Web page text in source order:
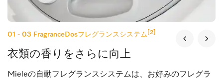
01 - 03 FragranceDosフレグランスシステム [2]
衣類の香りをさらに向上
Mieleの自動フレグランスシステムは、お好みのフレグラ